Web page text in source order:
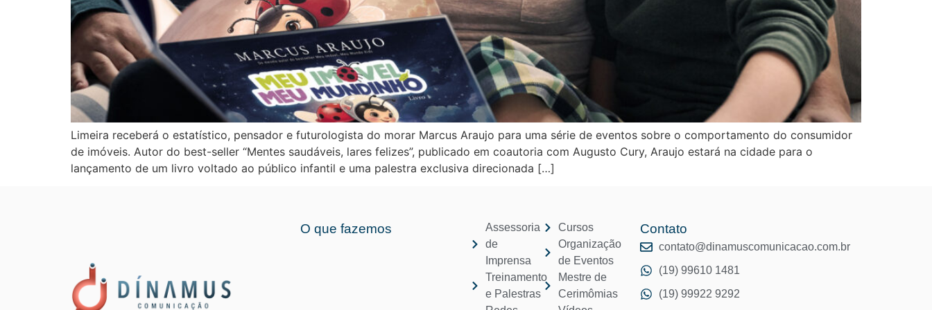
Limeira receberá o estatístico, pensador e futurologista do morar Marcus Araujo para uma série de eventos sobre o comportamento do consumidor
de imóveis. Autor do best-seller “Mentes saudáveis, lares felizes”, publicado em coautoria com Augusto Cury, Araujo estará na cidade para o
lançamento de um livro voltado ao público infantil e uma palestra exclusiva direcionada […]
O que fazemos
Assessoria
de
Imprensa
Treinamento
e Palestras
Cursos
Organização
de Eventos
Mestre de
Cerimômias
Contato
contato@dinamuscomunicacao.com.br
(19) 99610 1481
(19) 99922 9292